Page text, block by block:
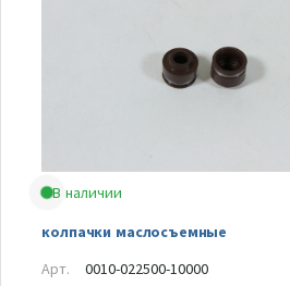
В наличии
колпачки маслосъемные
Арт.
0010-022500-10000